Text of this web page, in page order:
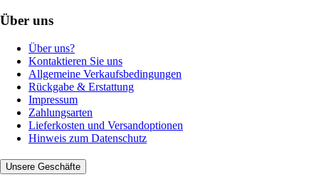
Über uns
Über uns?
Kontaktieren Sie uns
Allgemeine Verkaufsbedingungen
Rückgabe & Erstattung
Impressum
Zahlungsarten
Lieferkosten und Versandoptionen
Hinweis zum Datenschutz
Unsere Geschäfte